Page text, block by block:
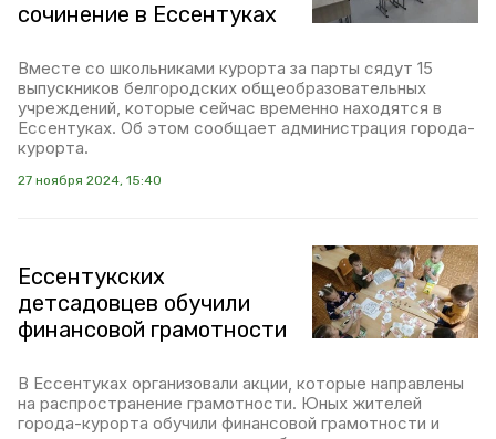
сочинение в Ессентуках
Вместе со школьниками курорта за парты сядут 15
выпускников белгородских общеобразовательных
учреждений, которые сейчас временно находятся в
Ессентуках. Об этом сообщает администрация города-
курорта.
27 ноября 2024, 15:40
Ессентукских
детсадовцев обучили
финансовой грамотности
В Ессентуках организовали акции, которые направлены
на распространение грамотности. Юных жителей
города-курорта обучили финансовой грамотности и